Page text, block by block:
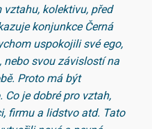
kolektivu, před
konjunkce Černá
uspokojili své ego,
nebo svou závislostí na
Proto má být
je dobré pro vztah,
firmu a lidstvo atd. Tato